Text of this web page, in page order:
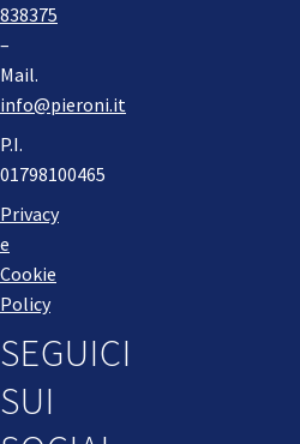
838375
–
Mail.
info@pieroni.it
P.I.
01798100465
Privacy
e
Cookie
Policy
SEGUICI
SUI